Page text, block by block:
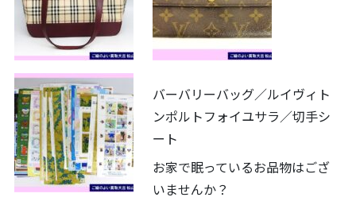
バーバリーバッグ／ルイヴィト
ンポルトフォイユサラ／切手シ
ート
お家で眠っているお品物はござ
いませんか？